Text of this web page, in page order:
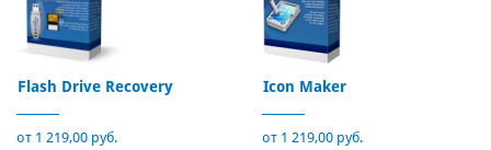
Flash Drive Recovery
от 1 219,00 руб.
Icon Maker
от 1 219,00 руб.